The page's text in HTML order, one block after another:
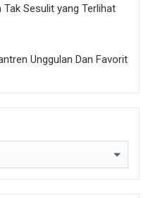
Sesulit yang Terlihat
Unggulan Dan Favorit